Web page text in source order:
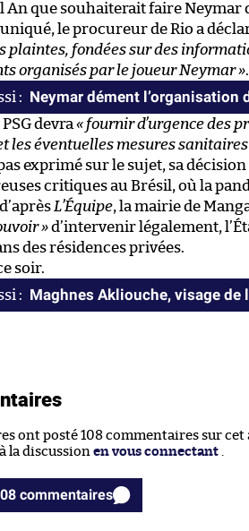
An que souhaiterait faire Neymar
le procureur de Rio a
plaintes, fondées sur des
organisés par le joueur Neymar ».
Neymar dément l’organisation
devra « fournir d’urgence des
les éventuelles mesures
exprimé sur le sujet, sa
critiques au Brésil, où la
L’Équipe, la mairie de
»d’intervenir légalement,
des résidences privées.
soir.
Maghnes Akliouche, visage
ont posté 108 commentaires sur cet
la discussion en vous connectant .
Voir les 108 commentaires